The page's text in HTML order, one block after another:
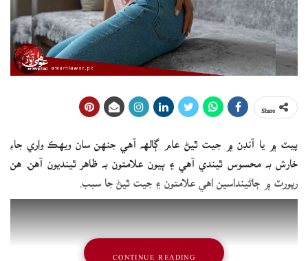
پيٽ ۾ يا آنڊن ۾ جيت ٿيڻ عام ڳالهه آهي جنهن سان ويهڪ واري جاءِ
خارش به محسوس ٿيندي آهي ۽ ٻيون علامتون به ظاهر ٿينديون آهن. هن
رپورٽ ۾ ڄاڻينداسين اهي علامتون ۽ جيت ٿيڻ جا سبب.